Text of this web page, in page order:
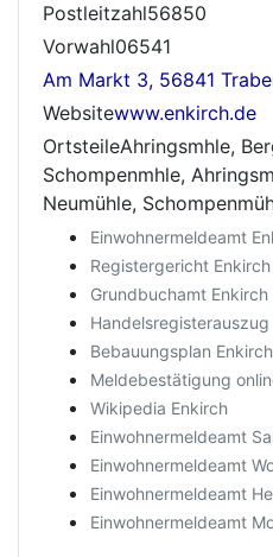
Postleitzahl56850
Vorwahl06541
Am Markt 3, 56841
Websitewww.enkirch.de
OrtsteileAhringsmhle,
Schompenmhle,
Neumühle,
Einwohnermeldeamt
Registergericht Enkirch
Grundbuchamt Enkirch
Handelsregisterauszug
Bebauungsplan Enkirch
Meldebestätigung
Wikipedia Enkirch
Einwohnermeldeamt
Einwohnermeldeamt
Einwohnermeldeamt
Einwohnermeldeamt